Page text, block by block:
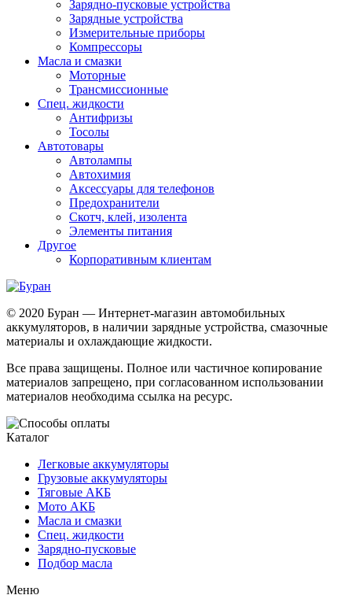
Зарядно-пусковые устройства
Зарядные устройства
Измерительные приборы
Компрессоры
Масла и смазки
Моторные
Трансмиссионные
Спец. жидкости
Антифризы
Тосолы
Автотовары
Автолампы
Автохимия
Аксессуары для телефонов
Предохранители
Скотч, клей, изолента
Элементы питания
Другое
Корпоративным клиентам
© 2020 Буран — Интернет-магазин автомобильных
аккумуляторов, в наличии зарядные устройства, смазочные
материалы и охлаждающие жидкости.
Все права защищены. Полное или частичное копирование
материалов запрещено, при согласованном использовании
материалов необходима ссылка на ресурс.
Каталог
Легковые аккумуляторы
Грузовые аккумуляторы
Тяговые АКБ
Мото АКБ
Масла и смазки
Спец. жидкости
Зарядно-пусковые
Подбор масла
Меню